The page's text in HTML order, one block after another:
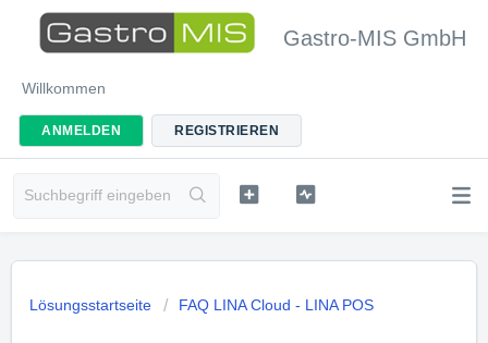
Gastro-MIS GmbH
Willkommen
ANMELDEN REGISTRIEREN
Lösungsstartseite FAQ LINA Cloud - LINA POS